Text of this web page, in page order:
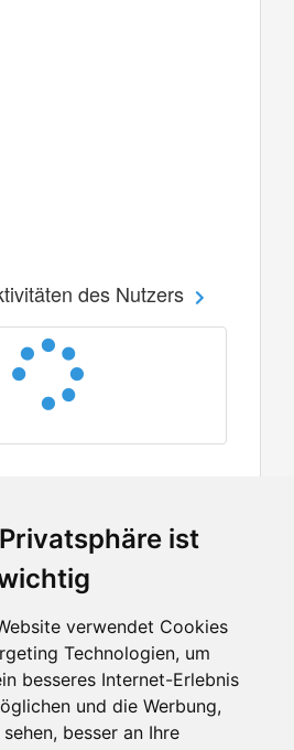
ist
verwendet Cookies
Technologien, um
besseres Internet-Erlebnis
und die Werbung,
besser an Ihre
des Nutzers